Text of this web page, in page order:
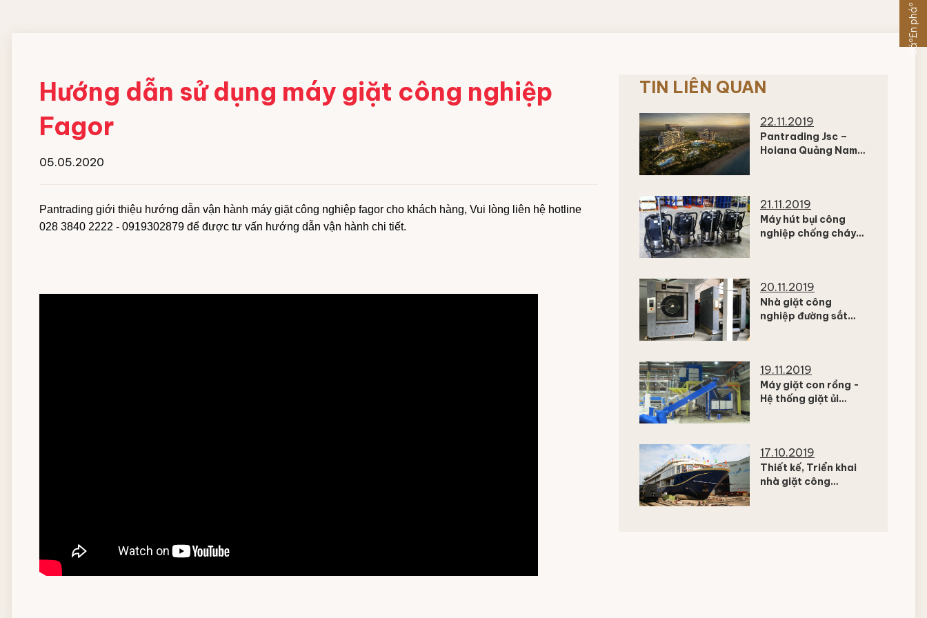
Máy gấp xếp đồ vải công nghiệp
IPSO
Chất giặt chính
Hóa chất hồ vải Công nghiệp
Hướng dẫn sử dụng máy giặt công nghiệp
Fagor
05.05.2020
Pantrading giới thiệu hướng dẫn vận hành máy giặt công nghiệp fagor cho khách hàng, Vui lòng liên hệ hotline
028 3840 2222 - 0919302879 để được tư vấn hướng dẫn vận hành chi tiết.
TIN LIÊN QUAN
22.11.2019
Pantrading Jsc –
Hoiana Quảng Nam
sao.
21.11.2019
Máy hút bụi công
nghiệp chống cháy
20.11.2019
Nhà giặt công
nghiệp đường sắt
19.11.2019
Máy giặt con rồng -
Hệ thống giặt ủi
17.10.2019
Thiết kế, Triển khai
nhà giặt công